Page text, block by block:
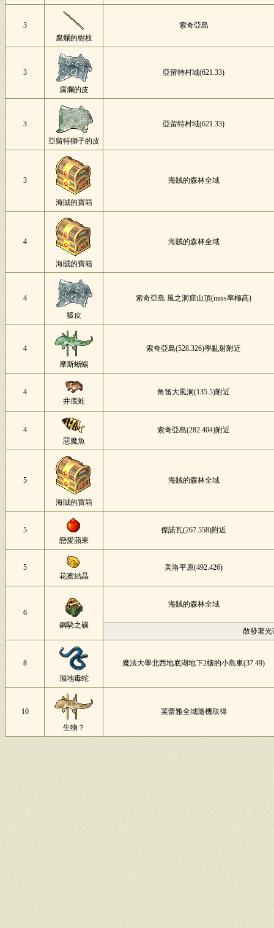
3
腐爛的樹枝
索奇亞島
3
腐爛的皮
亞留特村域(621.33)
3
亞留特獅子的皮
亞留特村域(621.33)
3
海賊的寶箱
海賊的森林全域
4
海賊的寶箱
海賊的森林全域
4
狐皮
索奇亞島 風之洞窟山頂(miss率極高)
4
摩斯蜥蝪
索奇亞島(528.326)學亂射附近
4
井底蛙
角笛大風洞(135.5)附近
4
惡魔魚
索奇亞島(282.404)附近
5
海賊的寶箱
海賊的森林全域
5
戀愛蘋果
傑諾瓦(267.558)附近
5
花蜜結晶
美洛平原(492.426)
6
鋼騎之礦
海賊的森林全域
散發著光
8
濕地毒蛇
魔法大學北西地底湖地下2樓的小島東(37.49)
10
生物？
芙蕾雅全域隨機取得